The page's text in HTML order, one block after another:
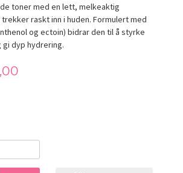
toner med en lett, melkeaktig
raskt inn i huden. Formulert med
og ectoin) bidrar den til å styrke
dyp hydrering.